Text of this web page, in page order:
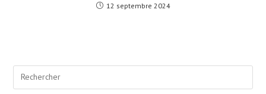
12 septembre 2024
Search
this